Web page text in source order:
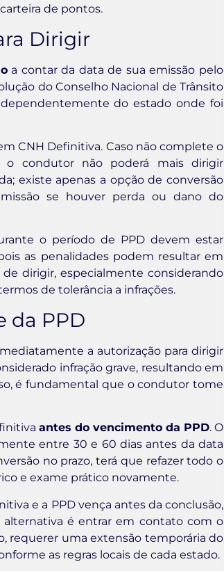
de pontos.
Dirigir
a contar da data de sua emissão pelo
do Conselho Nacional de Trânsito
do estado onde foi
CNH Definitiva. Caso não complete o
o condutor não poderá mais dirigir
existe apenas a opção de conversão
se houver perda ou dano do
o período de PPD devem estar
as penalidades podem resultar em
dirigir, especialmente considerando
de tolerância a infrações.
da PPD
a autorização para dirigir
infração grave, resultando em
é fundamental que o condutor tome
antes do vencimento da PPD. O
entre 30 e 60 dias antes da data
no prazo, terá que refazer todo o
e exame prático novamente.
e a PPD vença antes da conclusão,
é entrar em contato com o
requerer uma extensão temporária do
as regras locais de cada estado.